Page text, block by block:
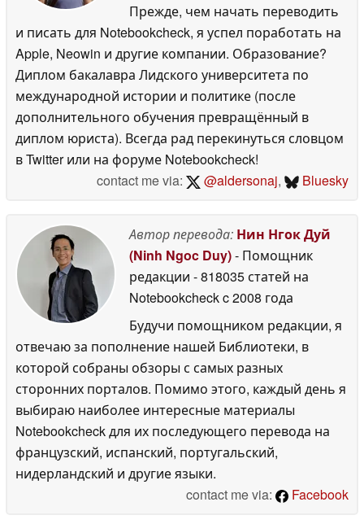
Прежде, чем начать переводить
и писать для Notebookcheck, я успел поработать на
Apple, Neowin и другие компании. Образование?
Диплом бакалавра Лидского университета по
международной истории и политике (после
дополнительного обучения превращённый в
диплом юриста). Всегда рад перекинуться словцом
в Twitter или на форуме Notebookcheck!
contact me via:
@aldersonaj, Bluesky
Автор перевода: Нин Нгок Дуй
(Ninh Ngoc Duy)- Помощник
редакции - 818035 статей на
Notebookcheckc 2008 года
Будучи помощником редакции, я
отвечаю за пополнение нашей Библиотеки, в
которой собраны обзоры с самых разных
сторонних порталов. Помимо этого, каждый день я
выбираю наиболее интересные материалы
Notebookcheck для их последующего перевода на
французский, испанский, португальский,
нидерландский и другие языки.
contact me via:
Facebook